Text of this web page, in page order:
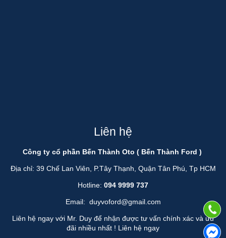
Liên hệ
Công ty cổ phần Bến Thành Oto ( Bến Thành Ford )
Địa chỉ: 39 Chế Lan Viên, P.Tây Thạnh, Quận Tân Phú, Tp HCM
Hotline: 094 9999 737
Email: duyvoford@gmail.com
Liên hệ ngay với Mr. Duy để nhận được tư vấn chính xác và ưu
đãi nhiều nhất ! Liên hệ ngay